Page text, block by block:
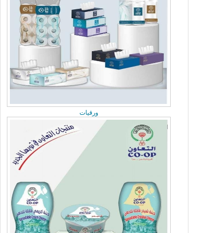
Thursday, June 25, 2026
اتحاد الجمعيات التعاونية يبحث تعزيز التعاون ومع
نقابة العاملين بالقطاع التعاوني
Monday, June 22, 2026
الجمعية العمومية الثانيى لاتحاد الجمعيات
Monday, June 22, 2026
مريم العوض تلتقي رئيس المكتب الاقليمي بدول
مجلس التعاون الخليجي
Sunday, June 21, 2026
مريم العوض تلتقي سفير الجزائر
Sunday, June 21, 2026
مريم العوض تلتقى السفير السوداني
ورقيات